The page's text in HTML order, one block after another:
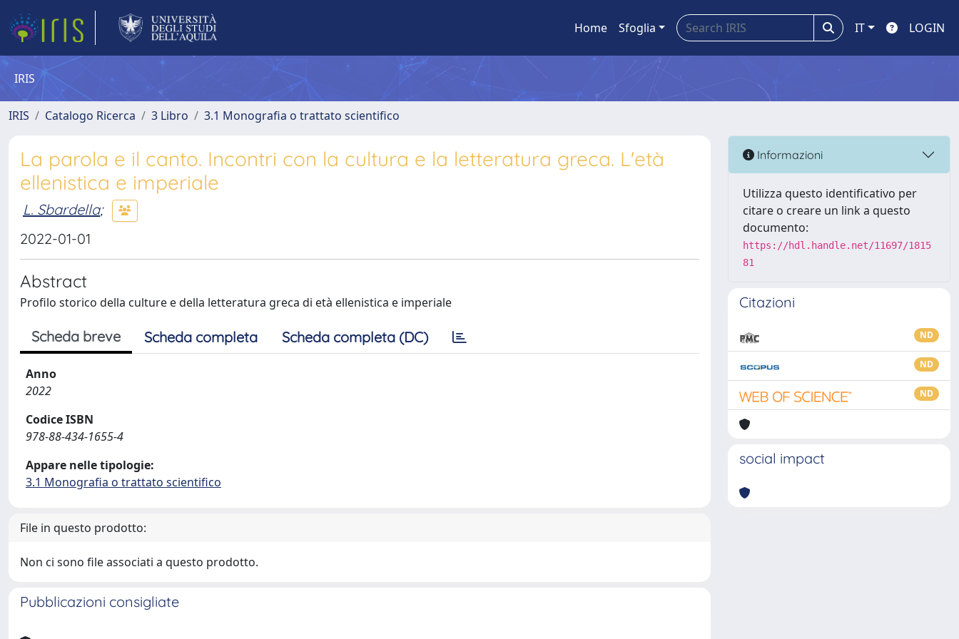
Home Sfoglia IT LOGIN
IRIS
IRIS Catalogo Ricerca 3 Libro 3.1 Monografia o trattato scientifico
La parola e il canto. Incontri con la cultura e la letteratura greca. L'età
ellenistica e imperiale
L. Sbardella;
2022-01-01
Abstract
Profilo storico della culture e della letteratura greca di età ellenistica e imperiale
Scheda breve Scheda completa Scheda completa (DC)
Anno
2022
Codice ISBN
978-88-434-1655-4
Appare nelle tipologie:
3.1 Monografia o trattato scientifico
File in questo prodotto:
Non ci sono file associati a questo prodotto.
Pubblicazioni consigliate
Informazioni
Utilizza questo identificativo per
citare o creare un link a questo
documento:
https://hdl.handle.net/11697/1815
81
Citazioni
ND
ND
ND
social impact